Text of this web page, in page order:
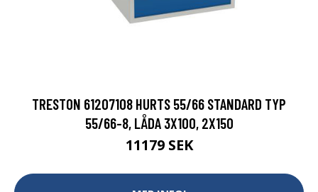
TRESTON 61207108 HURTS 55/66 STANDARD TYP
55/66-8, LÅDA 3X100, 2X150
11179 SEK